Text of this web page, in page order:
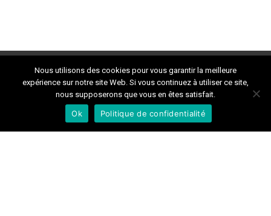
contactdokan@gmail.com
Nous utilisons des cookies pour vous garantir la meilleure
expérience sur notre site Web. Si vous continuez à utiliser ce site,
nous supposerons que vous en êtes satisfait.
Ok Politique de confidentialité